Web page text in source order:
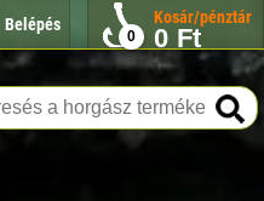
0
Kosár/pénztár
0 Ft
Belépés